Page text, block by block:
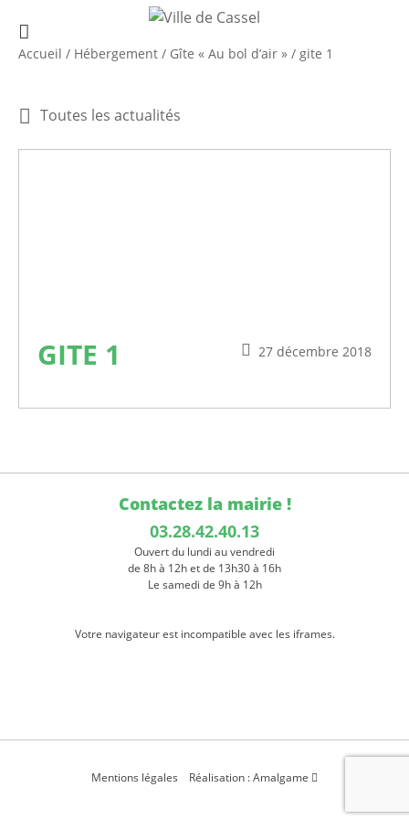
Accueil / Hébergement / Gîte « Au bol d’air » / gite 1
Toutes les actualités
27 décembre 2018
GITE 1
Contactez la mairie !
03.28.42.40.13
Ouvert du lundi au vendredi
de 8h à 12h et de 13h30 à 16h
Le samedi de 9h à 12h
Votre navigateur est incompatible avec les iframes.
Mentions légales Réalisation : Amalgame